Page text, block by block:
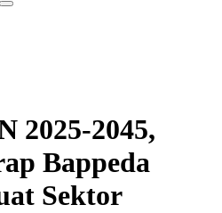
2025-2045,
Bappeda
Sektor